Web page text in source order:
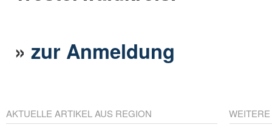
»zur Anmeldung
AKTUELLE ARTIKEL AUS REGION